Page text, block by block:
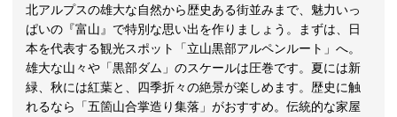
北アルプスの雄大な自然から歴史ある街並みまで、魅力いっ
ぱいの『富山』で特別な思い出を作りましょう。まずは、日
本を代表する観光スポット「立山黒部アルペンルート」へ。
雄大な山々や「黒部ダム」のスケールは圧巻です。夏には新
緑、秋には紅葉と、四季折々の絶景が楽しめます。歴史に触
れるなら「五箇山合掌造り集落」がおすすめ。伝統的な家屋